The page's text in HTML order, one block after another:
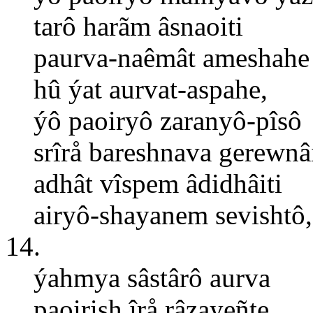
tarô harãm âsnaoiti
paurva-naêmât ameshahe
hû ýat aurvat-aspahe,
ýô paoiryô zaranyô-pîsô
srîrå bareshnava
adhât vîspem âdidhâiti
airyô-shayanem sevishtô,
14.
ýahmya sâstârô aurva